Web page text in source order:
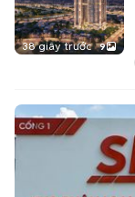
38 giây trước 9